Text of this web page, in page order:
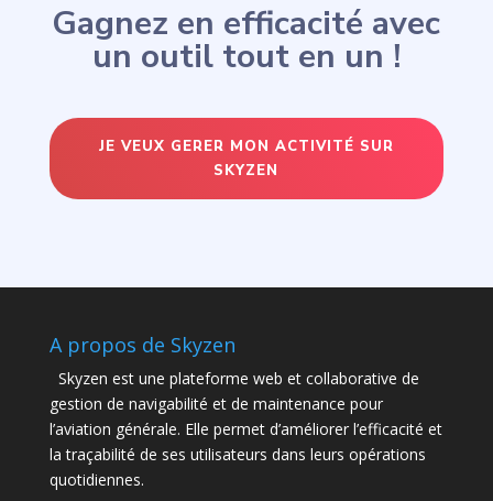
Gagnez en efficacité avec
un outil tout en un !
JE VEUX GERER MON ACTIVITÉ SUR
SKYZEN
A propos de Skyzen
Skyzen est une plateforme web et collaborative de
gestion de navigabilité et de maintenance pour
l’aviation générale. Elle permet d’améliorer l’efficacité et
la traçabilité de ses utilisateurs dans leurs opérations
quotidiennes.